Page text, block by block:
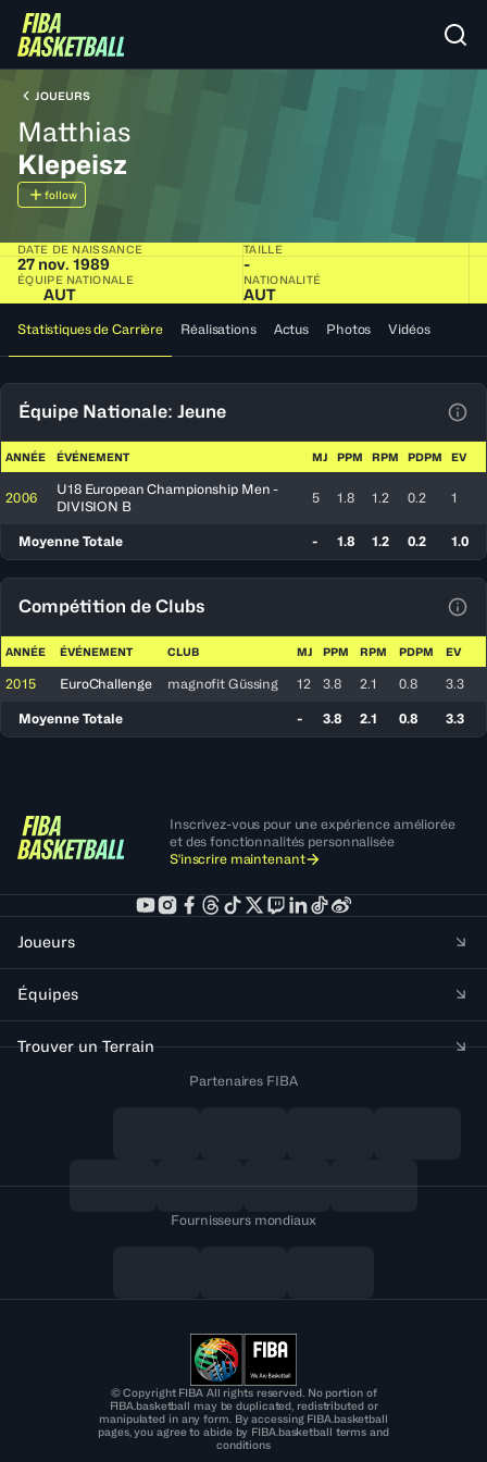
JOUEURS
Matthias
Klepeisz
follow
DATE DE NAISSANCE
27 nov. 1989
TAILLE
-
ÉQUIPE NATIONALE
AUT
NATIONALITÉ
AUT
Statistiques de Carrière Réalisations Actus Photos Vidéos
Équipe Nationale: Jeune
ANNÉE ÉVÉNEMENT MJ PPM RPM PDPM EV
2006
U18 European Championship Men -
DIVISION B
5 1.8 1.2 0.2 1
Moyenne Totale - 1.8 1.2 0.2 1.0
Compétition de Clubs
ANNÉE ÉVÉNEMENT CLUB MJ PPM RPM PDPM EV
2015 EuroChallenge magnofit Güssing 12 3.8 2.1 0.8 3.3
Moyenne Totale - 3.8 2.1 0.8 3.3
Inscrivez-vous pour une expérience améliorée
et des fonctionnalités personnalisée
S'inscrire maintenant
Joueurs
Équipes
Trouver un Terrain
Partenaires FIBA
Fournisseurs mondiaux
© Copyright FIBA All rights reserved. No portion of
FIBA.basketball may be duplicated, redistributed or
manipulated in any form. By accessing FIBA.basketball
pages, you agree to abide by FIBA.basketball terms and
conditions